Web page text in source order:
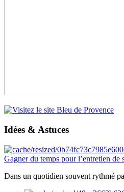
Idées & Astuces
Gagner du temps pour l’entretien de
Dans un quotidien souvent rythmé